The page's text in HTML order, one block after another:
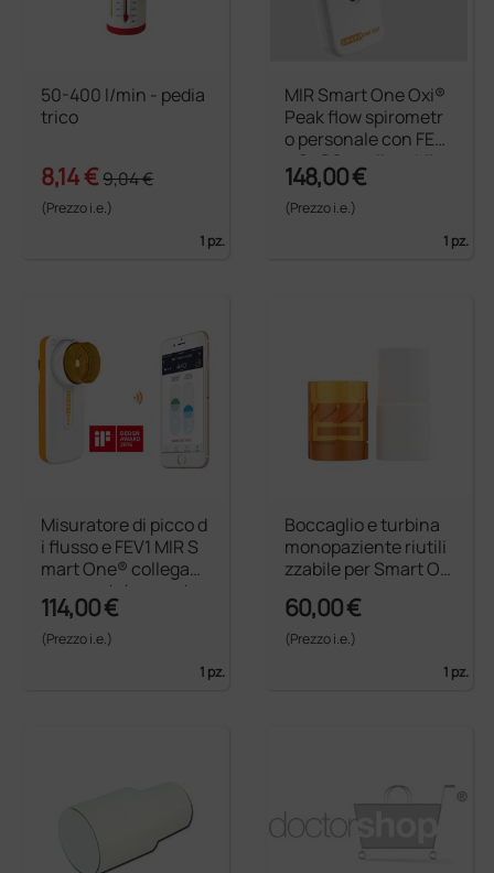
50-400 l/min - pedia
trico
8,14 €9,04 €
(Prezzo i.e.)
1 pz.
MIR Smart One Oxi®
Peak flow spirometr
o personale con FEV1
e SpO2 - collegabile
a smartphone e tabl
et
148,00 €
(Prezzo i.e.)
1 pz.
Misuratore di picco d
i flusso e FEV1 MIR S
mart One® collegabil
e a smartphone e ta
blet
114,00 €
(Prezzo i.e.)
1 pz.
Boccaglio e turbina
monopaziente riutili
zzabile per Smart On
60,00 €
(Prezzo i.e.)
1 pz.